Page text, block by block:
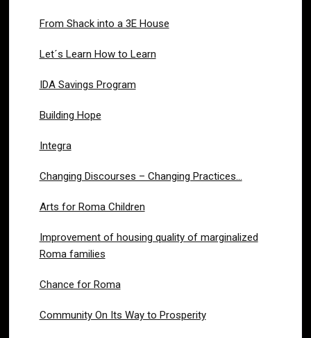
From Shack into a 3E House
Let´s Learn How to Learn
IDA Savings Program
Building Hope
Integra
Changing Discourses – Changing Practices…
Arts for Roma Children
Improvement of housing quality of marginalized
Roma families
Chance for Roma
Community On Its Way to Prosperity